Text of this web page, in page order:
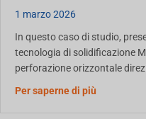
1 marzo 2026
In questo caso di studio,
tecnologia di solidificazione
perforazione orizzontale
Per saperne di più